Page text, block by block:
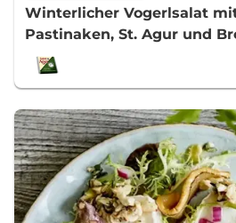
Winterlicher Vogerlsalat
Pastinaken, St. Agur und